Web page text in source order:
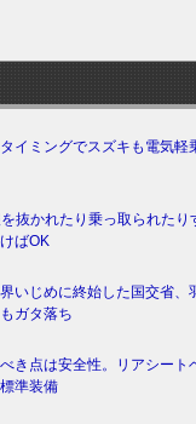
イミングでスズキも電気軽
を抜かれたり乗っ取られた
ばOK
いじめに終始した国交省、
ガタ落ち
き点は安全性。リアシート
準装備